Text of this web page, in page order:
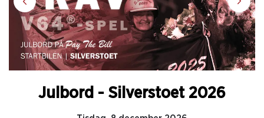
Julbord - Silverstoet 2026